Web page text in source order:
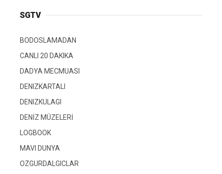
SGTV
BODOSLAMADAN
CANLI 20 DAKIKA
DADYA MECMUASI
DENIZKARTALI
DENIZKULAGI
DENİZ MÜZELERİ
LOGBOOK
MAVI DUNYA
OZGURDALGICLAR